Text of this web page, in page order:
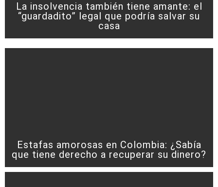
La insolvencia también tiene amante: el
“guardadito” legal que podría salvar su
casa
Estafas amorosas en Colombia: ¿Sabía
que tiene derecho a recuperar su dinero?